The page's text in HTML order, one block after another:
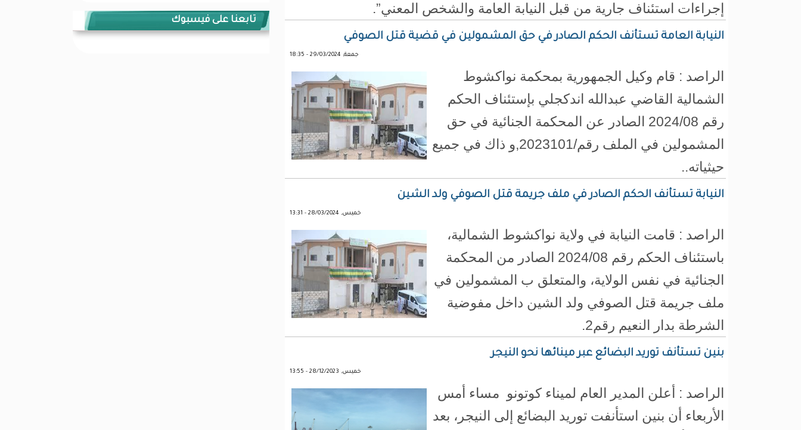
إجراءات استئناف جارية من قبل النيابة العامة والشخص المعني”.
النيابة العامة تستأنف الحكم الصادر في حق المشمولين في قضية قتل الصوفي
جمعة, 29/03/2024 - 18:35
الراصد : قام وكيل الجمهورية بمحكمة نواكشوط
الشمالية القاضي عبدالله اندكجلي بإستئناف الحكم
رقم 2024/08 الصادر عن المحكمة الجنائية في حق
المشمولين في الملف رقم/2023101,و ذاك في جميع
حيثياته..
النيابة تستأنف الحكم الصادر في ملف جريمة قتل الصوفي ولد الشين
خميس, 28/03/2024 - 13:31
الراصد : قامت النيابة في ولاية نواكشوط الشمالية،
باستئناف الحكم رقم 2024/08 الصادر من المحكمة
الجنائية في نفس الولاية، والمتعلق ب المشمولين في
ملف جريمة قتل الصوفي ولد الشين داخل مفوضية
الشرطة بدار النعيم رقم2.
بنين تستأنف توريد البضائع عبر مينائها نحو النيجر
خميس, 28/12/2023 - 13:55
الراصد : أعلن المدير العام لميناء كوتونو مساء أمس
الأربعاء أن بنين استأنفت توريد البضائع إلى النيجر، بعد
تابعنا على فيسبوك